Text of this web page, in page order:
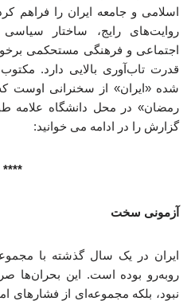
اسلامی و جامعه ایران را فراهم
روایت‌های رایج، ساختار
اجتماعی و فرهنگی مستحکمی
قدرت تاب‌آوری بالایی دارد.
شده «ایران» از سخنرانی
رمضان» در محل دانشگاه علامه
گزارش را در ادامه می خوانید:
****
آزمونی سخت
ایران در یک سال گذشته با
روبه‌رو بوده است. این بحران‌ها
نبود، بلکه مجموعه‌ای از فشارهای